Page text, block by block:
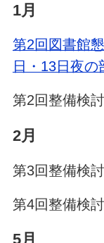
1月
第2回図書館
日・13日夜の
第2回整備検
2月
第3回整備検
第4回整備検
5月